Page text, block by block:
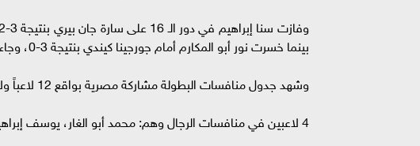
بينما خسرت نور أبو المكارم أمام جورجينا كيندي بنتيجة 3-0، وجاءت نتيجة الأشواط: 11-4, 16-14, 11-6.
وشهد جدول منافسات البطولة مشاركة مصرية بواقع 12 لاعباً ولاعبة جاءوا كالتالي:
4 لاعبين في منافسات الرجال وهم: محمد أبو الغار، يوسف إبراهيم، كريم عبد الجواد، مصطفى عسل.